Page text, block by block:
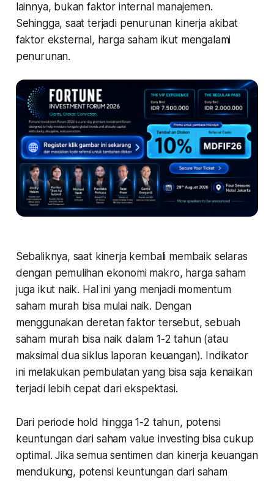
lainnya, bukan faktor internal manajemen.
Sehingga, saat terjadi penurunan kinerja akibat
faktor eksternal, harga saham ikut mengalami
penurunan.
Sebaliknya, saat kinerja kembali membaik selaras
dengan pemulihan ekonomi makro, harga saham
juga ikut naik. Hal ini yang menjadi momentum
saham murah bisa mulai naik. Dengan
menggunakan deretan faktor tersebut, sebuah
saham murah bisa naik dalam 1-2 tahun (atau
maksimal dua siklus laporan keuangan). Indikator
ini melakukan pembulatan yang bisa saja kenaikan
terjadi lebih cepat dari ekspektasi.
Dari periode hold hingga 1-2 tahun, potensi
keuntungan dari saham value investing bisa cukup
optimal. Jika semua sentimen dan kinerja keuangan
mendukung, potensi keuntungan dari saham